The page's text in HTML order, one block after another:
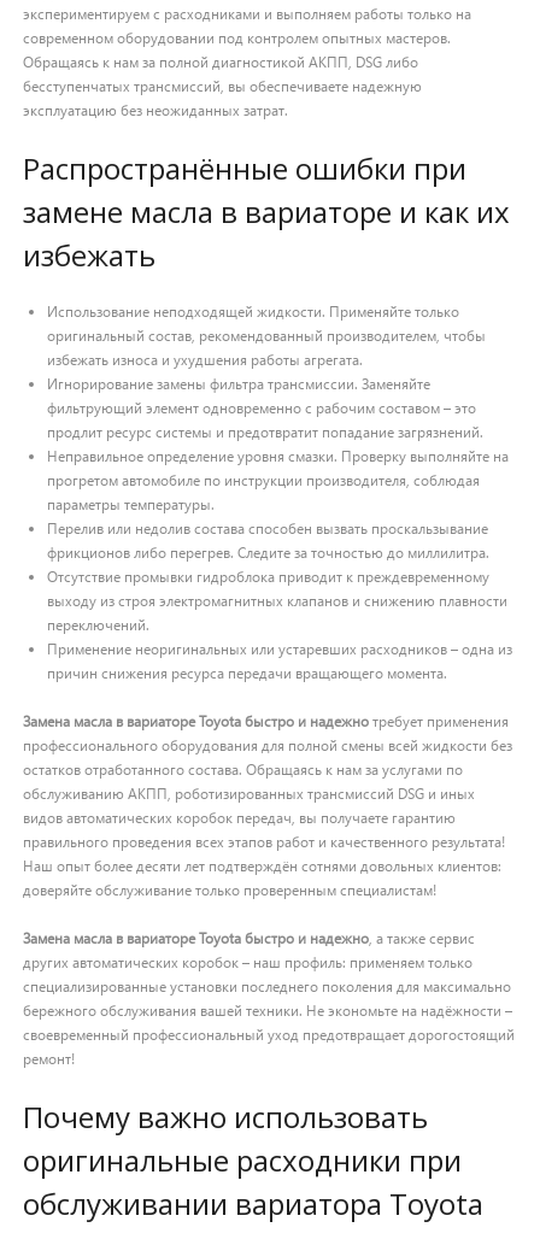
экспериментируем с расходниками и выполняем работы только на
современном оборудовании под контролем опытных мастеров.
Обращаясь к нам за полной диагностикой АКПП, DSG либо
бесступенчатых трансмиссий, вы обеспечиваете надежную
эксплуатацию без неожиданных затрат.
Распространённые ошибки при
замене масла в вариаторе и как их
избежать
Использование неподходящей жидкости. Применяйте только
оригинальный состав, рекомендованный производителем, чтобы
избежать износа и ухудшения работы агрегата.
Игнорирование замены фильтра трансмиссии. Заменяйте
фильтрующий элемент одновременно с рабочим составом – это
продлит ресурс системы и предотвратит попадание загрязнений.
Неправильное определение уровня смазки. Проверку выполняйте на
прогретом автомобиле по инструкции производителя, соблюдая
параметры температуры.
Перелив или недолив состава способен вызвать проскальзывание
фрикционов либо перегрев. Следите за точностью до миллилитра.
Отсутствие промывки гидроблока приводит к преждевременному
выходу из строя электромагнитных клапанов и снижению плавности
переключений.
Применение неоригинальных или устаревших расходников – одна из
причин снижения ресурса передачи вращающего момента.
Замена масла в вариаторе Toyota быстро и надежнотребует применения
профессионального оборудования для полной смены всей жидкости без
остатков отработанного состава. Обращаясь к нам за услугами по
обслуживанию АКПП, роботизированных трансмиссий DSG и иных
видов автоматических коробок передач, вы получаете гарантию
правильного проведения всех этапов работ и качественного результата!
Наш опыт более десяти лет подтверждён сотнями довольных клиентов:
доверяйте обслуживание только проверенным специалистам!
Замена масла в вариаторе Toyota быстро и надежно, а также сервис
других автоматических коробок – наш профиль: применяем только
специализированные установки последнего поколения для максимально
бережного обслуживания вашей техники. Не экономьте на надёжности –
своевременный профессиональный уход предотвращает дорогостоящий
ремонт!
Почему важно использовать
оригинальные расходники при
обслуживании вариатора Toyota